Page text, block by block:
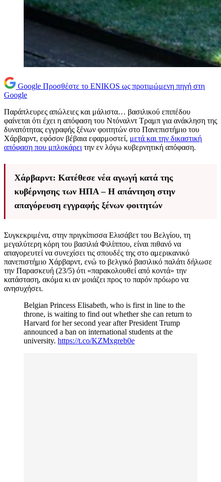
Google Προσθέστε το ENIKOS ως προτιμώμενη πηγή στη
Google
Παράπλευρες απώλειες και μάλιστα… βασιλικού επιπέδου
φαίνεται ότι έχει η απόφαση του Ντόναλντ Τραμπ για ανάκληση της
δυνατότητας εγγραφής ξένων φοιτητών στο Πανεπιστήμιο του
Χάρβαρντ, εφόσον βέβαια εφαρμοστεί, μετά και την δικαστική
απόφαση που μπλοκάρει την εν λόγω κυβερνητική απόφαση.
Χάρβαρντ: Κατέθεσε νέα αγωγή κατά της
κυβέρνησης των ΗΠΑ – Η απάντηση στην
απαγόρευση εγγραφής ξένων φοιτητών
Συγκεκριμένα, στην πριγκίπισσα Ελισάβετ του Βελγίου, τη
μεγαλύτερη κόρη του βασιλιά Φιλίππου, είναι πιθανό να
απαγορευτεί να συνεχίσει τις σπουδές της στο αμερικανικό
πανεπιστήμιο Χάρβαρντ, ενώ το βελγικό βασιλικό παλάτι δήλωσε
την Παρασκευή (23/5) ότι «παρακολουθεί από κοντά» την
κατάσταση, ακόμα κι αν μοιάζει προς το παρόν πρόωρο να
ανησυχήσει.
Belgian Princess Elisabeth, who is first in line to the
throne, is waiting to find out whether she can return to
Harvard for her second year after President Trump
announced a ban on international students at the
university. https://t.co/KZMxgreb0e